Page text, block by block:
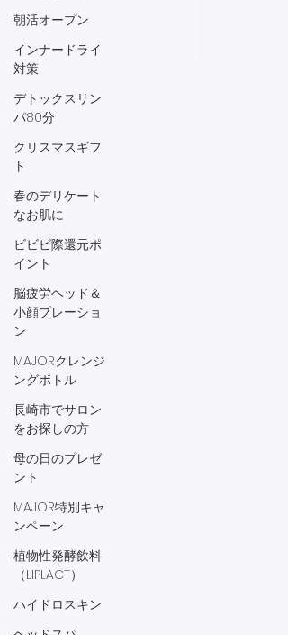
朝活オープン
インナードライ
対策
デトックスリン
パ80分
クリスマスギフ
ト
春のデリケート
なお肌に
ビビビ際還元ポ
イント
脳疲労ヘッド＆
小顔プレーショ
ン
MAJORクレンジ
ングボトル
長崎市でサロン
をお探しの方
母の日のプレゼ
ント
MAJOR特別キャ
ンペーン
植物性発酵飲料
（LIPLACT）
ハイドロスキン